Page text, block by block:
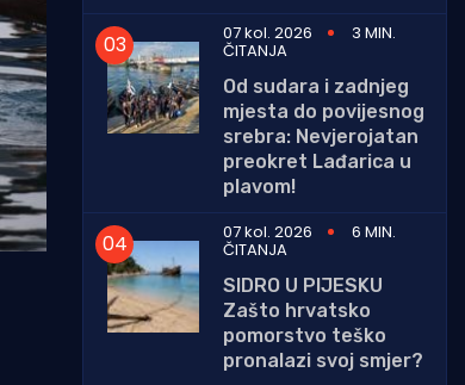
07 kol. 2026
3 MIN.
ČITANJA
Od sudara i zadnjeg
mjesta do povijesnog
srebra: Nevjerojatan
preokret Lađarica u
plavom!
07 kol. 2026
6 MIN.
ČITANJA
SIDRO U PIJESKU
Zašto hrvatsko
pomorstvo teško
pronalazi svoj smjer?